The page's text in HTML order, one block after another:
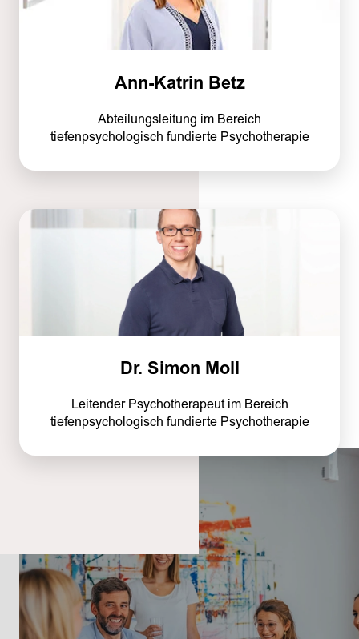
Ann-Katrin Betz
Abteilungsleitung im Bereich
tiefenpsychologisch fundierte Psychotherapie
Dr. Simon Moll
Leitender Psychotherapeut im Bereich
tiefenpsychologisch fundierte Psychotherapie